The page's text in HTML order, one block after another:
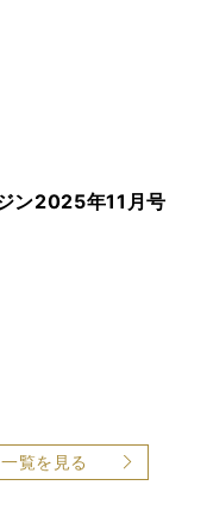
ン2025年11月号
覧を見る